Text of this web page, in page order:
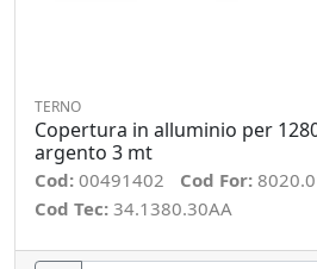
TERNO
Copertura in alluminio per
argento 3 mt
Cod: 00491402 Cod For:
Cod Tec: 34.1380.30AA